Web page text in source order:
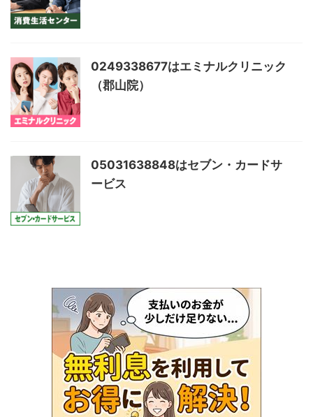
0249338677はエミナルクリニック
（郡山院）
05031638848はセブン・カードサ
ービス